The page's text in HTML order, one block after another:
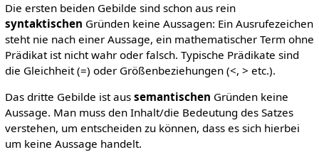
Die ersten beiden Gebilde sind schon aus rein
syntaktischen Gründen keine Aussagen: Ein Ausrufezeichen
steht nie nach einer Aussage, ein mathematischer Term ohne
Prädikat ist nicht wahr oder falsch. Typische Prädikate sind
die Gleichheit (=) oder Größenbeziehungen (<, > etc.).
Das dritte Gebilde ist aus semantischen Gründen keine
Aussage. Man muss den Inhalt/die Bedeutung des Satzes
verstehen, um entscheiden zu können, dass es sich hierbei
um keine Aussage handelt.